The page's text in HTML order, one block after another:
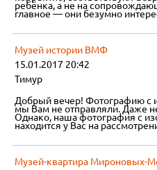
ребёнка, а не на
главное — они безумно
Музей истории ВМФ
15.01.2017 20:42
Тимур
Добрый вечер! Фотографию с
мы Вам не отправляли. Даже
Однако, наша фотография с
находится у Вас на
Музей-квартира Мироновых-